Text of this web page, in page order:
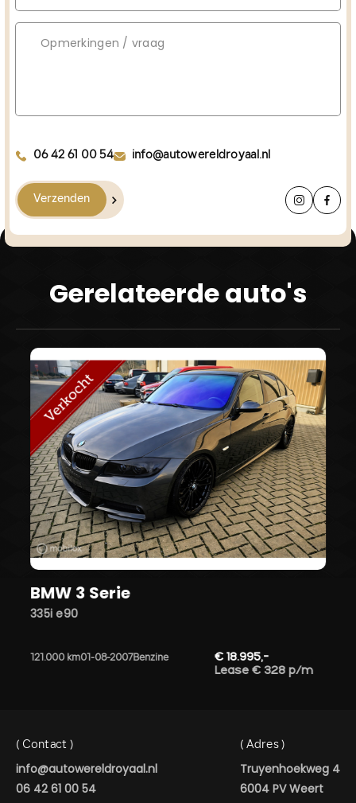
06 42 61 00 54 info@autowereldroyaal.nl
Verzenden
Gerelateerde auto's
BMW 3 Serie
335i e90
121.000 km01-08-2007Benzine
€ 18.995,-
Lease € 328 p/m
( Contact )
info@autowereldroyaal.nl
06 42 61 00 54
( Adres )
Truyenhoekweg 4
6004 PV Weert